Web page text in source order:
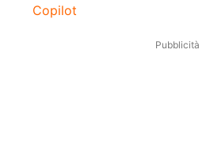
Copilot
Pubblicità